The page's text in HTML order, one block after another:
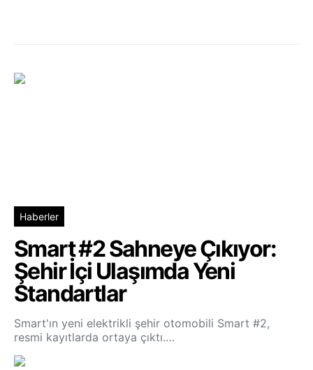
Haberler
Smart #2 Sahneye Çıkıyor:
Şehir İçi Ulaşımda Yeni
Standartlar
Smart'ın yeni elektrikli şehir otomobili Smart #2,
resmi kayıtlarda ortaya çıktı.…